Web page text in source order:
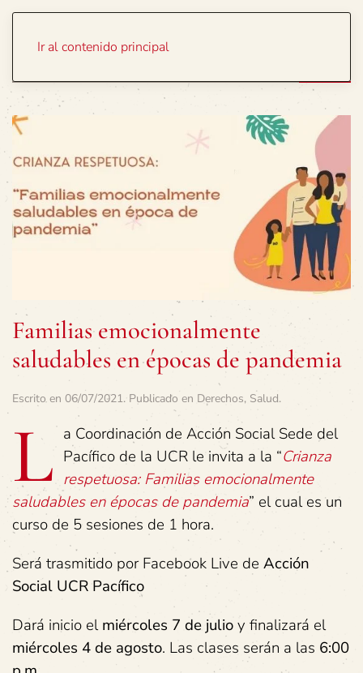
Ir al contenido principal
Familias emocionalmente
saludables en épocas de pandemia
Escrito en 06/07/2021. Publicado en Derechos, Salud.
L a Coordinación de Acción Social Sede del
Pacífico de la UCR le invita a la “Crianza
respetuosa: Familias emocionalmente
saludables en épocas de pandemia” el cual es un
curso de 5 sesiones de 1 hora.
Será trasmitido por Facebook Live de Acción
Social UCR Pacífico
Dará inicio elmiércoles 7 de julioy finalizará el
miércoles 4 de agosto. Las clases serán a las 6:00